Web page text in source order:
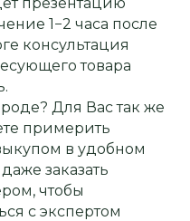
1−2 часа после
консультация
товара
Для Вас так же
примерить
в удобном
заказать
чтобы
с экспертом